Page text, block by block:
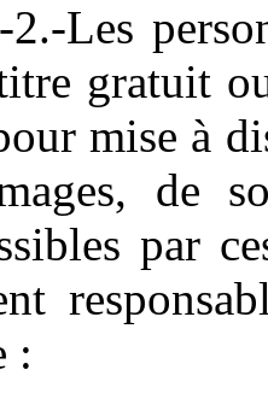
Les
gratuit
mise à
de
par
: